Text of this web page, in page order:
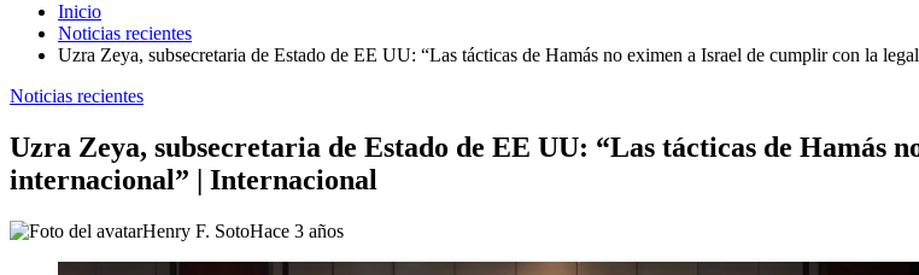
Inicio
Noticias recientes
Uzra Zeya, subsecretaria de Estado de EE UU: “Las tácticas de Hamás no eximen a Israel de cumplir con la
Noticias recientes
Uzra Zeya, subsecretaria de Estado de EE UU: “Las tácticas de Hamás
internacional” | Internacional
Henry F. SotoHace 3 años